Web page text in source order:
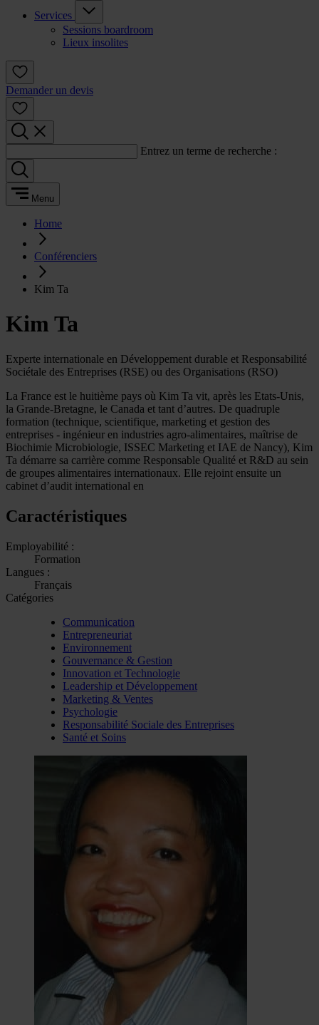
Services
Sessions boardroom
Lieux insolites
Demander un devis
Entrez un terme de recherche :
Menu
Home
Conférenciers
Kim Ta
Kim Ta
Experte internationale en Développement durable et Responsabilité
Sociétale des Entreprises (RSE) ou des Organisations (RSO)
La France est le huitième pays où Kim Ta vit, après les Etats-Unis,
la Grande-Bretagne, le Canada et tant d’autres. De quadruple
formation (technique, scientifique, marketing et gestion des
entreprises - ingénieur en industries agro-alimentaires, maîtrise de
Biochimie Microbiologie, ISSEC Marketing et IAE de Nancy), Kim
Ta démarre sa carrière comme Responsable Qualité et R&D au sein
de groupes alimentaires internationaux. Elle rejoint ensuite un
cabinet d’audit international en
Caractéristiques
Employabilité :
Formation
Langues :
Français
Catégories
Communication
Entrepreneuriat
Environnement
Gouvernance & Gestion
Innovation et Technologie
Leadership et Développement
Marketing & Ventes
Psychologie
Responsabilité Sociale des Entreprises
Santé et Soins